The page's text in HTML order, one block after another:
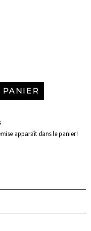
PANIER
apparaît dans le panier !